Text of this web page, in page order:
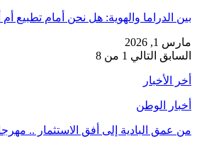
بين الدراما والهوية: هل نحن أمام تطبيع
مارس 1, 2026
السابق التالي 1 من 8
أخر الأخبار
أخبار الوطن
من عمق البادية إلى أفق الاستثمار ..